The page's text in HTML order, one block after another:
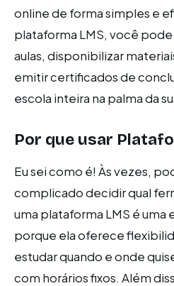
online de forma simples e
plataforma LMS, você
aulas, disponibilizar
emitir certificados de
escola inteira na palma da
Por que usar
Eu sei como é! Às vezes,
complicado decidir qual
uma plataforma LMS é
porque ela oferece
estudar quando e onde
com horários fixos. Além